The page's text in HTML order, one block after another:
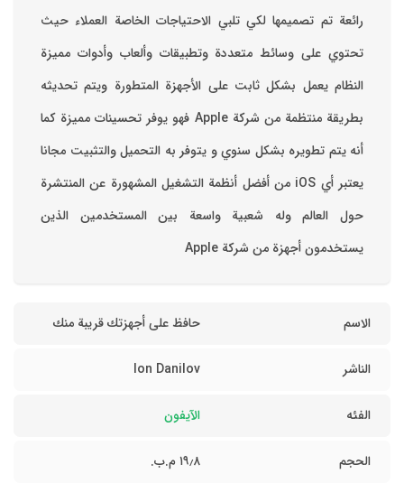
رائعة تم تصميمها لكي تلبي الاحتياجات الخاصة العملاء حيث
تحتوي على وسائط متعددة وتطبيقات وألعاب وأدوات مميزة
‏النظام يعمل بشكل ثابت على الأجهزة المتطورة ويتم تحديثه
بطريقة منتظمة من شركة Apple فهو يوفر تحسينات مميزة كما
أنه يتم تطويره بشكل سنوي و يتوفر به التحميل والتثبيت مجانا
‏يعتبر أي iOS من أفضل أنظمة التشغيل المشهورة عن المنتشرة
حول العالم وله شعبية واسعة بين المستخدمين الذين
يستخدمون أجهزة من شركة Apple
الاسم حافظ على أجهزتك قريبة منك
الناشر Ion Danilov
الفئه الآيفون
الحجم ١٩٫٨ م.ب.